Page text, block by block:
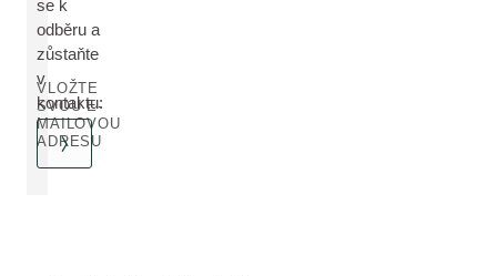
se k
odběru a
zůstaňte
v
kontaktu:
VLOŽTE
SVOU E-
MAILOVOU
ADRESU